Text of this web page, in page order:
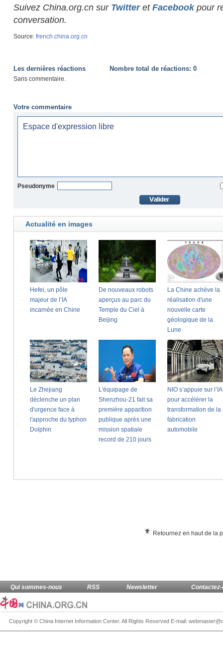
Suivez China.org.cn sur Twitteret Facebookpour
conversation.
Source: french.china.org.cn
Les dernières réactions Nombre total de réactions: 0
Sans commentaire.
Votre commentaire
Pseudonyme
Retournez en haut de la